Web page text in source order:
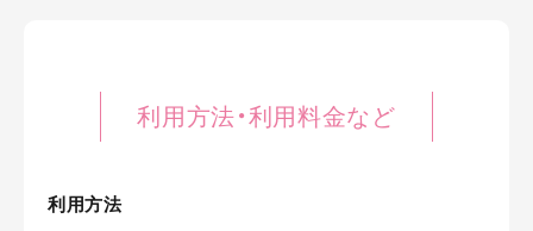
利用方法・利用料金など
利用方法